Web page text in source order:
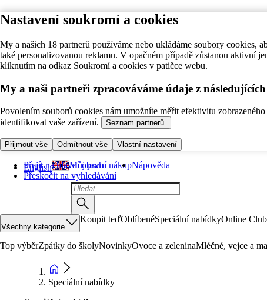
Nastavení soukromí a cookies
My a našich 18 partnerů používáme nebo ukládáme soubory cookies,
také personalizovanou reklamu. V opačném případě zůstanou aktivní
kliknutím na odkaz Soukromí a cookies v patičce webu.
My a naši partneři zpracováváme údaje z
Povolením souborů cookies nám umožníte měřit efektivitu
identifikovat vaše zařízení.
Seznam partnerů.
Přijmout vše Odmítnout vše Vlastní nastavení
Přejít na hlavní obsah
Přeskočit na vyhledávání
English Můj první nákupNápověda
Všechny kategorie
Koupit teďOblíbenéSpeciální nabídkyOnline Club
Top výběrZpátky do školyNovinkyOvoce a zeleninaMléčné, vejce a
Speciální nabídky